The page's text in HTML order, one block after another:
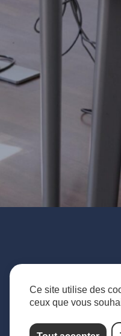
Ce site utilise des
ceux que vous